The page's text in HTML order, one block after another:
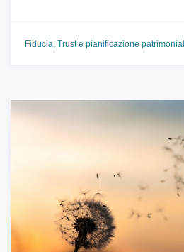
Fiducia, Trust e pianificazione